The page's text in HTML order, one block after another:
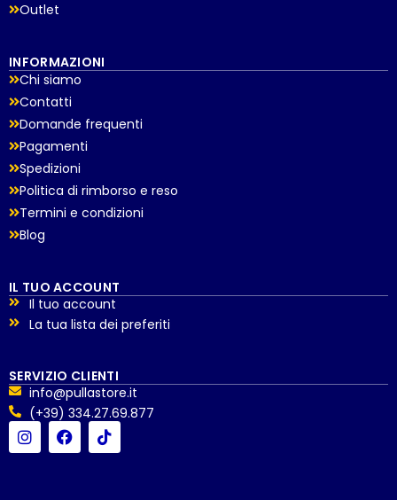
Outlet
INFORMAZIONI
Chi siamo
Contatti
Domande frequenti
Pagamenti
Spedizioni
Politica di rimborso e reso
Termini e condizioni
Blog
IL TUO ACCOUNT
Il tuo account
La tua lista dei preferiti
SERVIZIO CLIENTI
info@pullastore.it
(+39) 334.27.69.877